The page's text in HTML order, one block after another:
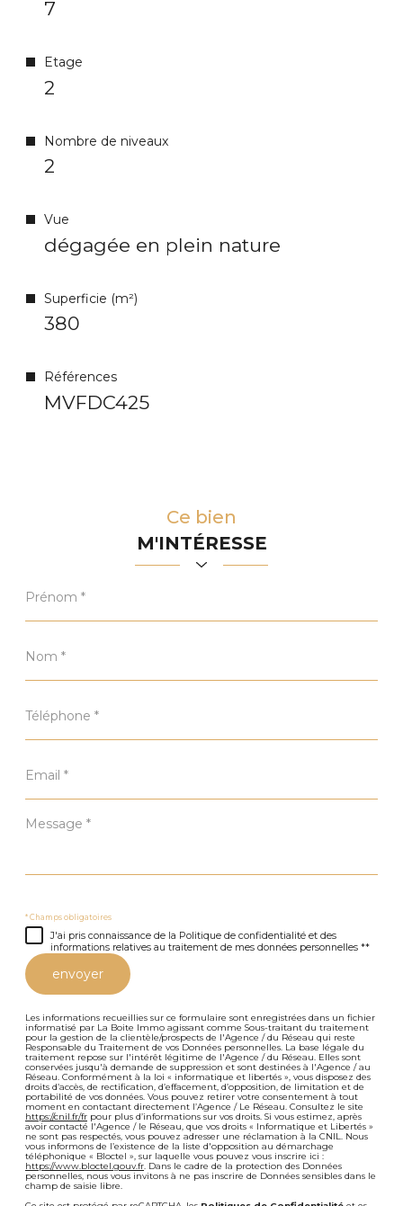
7
Etage
2
Nombre de niveaux
2
Vue
dégagée en plein nature
Superficie (m²)
380
Références
MVFDC425
Ce bien
M'INTÉRESSE
*
*
*
Message
* Champs obligatoires
J'ai pris connaissance de la Politique de confidentialité et des
informations relatives au traitement de mes données personnelles **
envoyer
Les informations recueillies sur ce formulaire sont enregistrées dans un fichier
informatisé par La Boite Immo agissant comme Sous-traitant du traitement
pour la gestion de la clientèle/prospects de l'Agence / du Réseau qui reste
Responsable du Traitement de vos Données personnelles. La base légale du
traitement repose sur l'intérêt légitime de l'Agence / du Réseau. Elles sont
conservées jusqu'à demande de suppression et sont destinées à l'Agence / au
Réseau. Conformément à la loi « informatique et libertés », vous disposez des
droits d’accès, de rectification, d’effacement, d’opposition, de limitation et de
portabilité de vos données. Vous pouvez retirer votre consentement à tout
moment en contactant directement l’Agence / Le Réseau. Consultez le site
https://cnil.fr/fr pour plus d’informations sur vos droits. Si vous estimez, après
avoir contacté l'Agence / le Réseau, que vos droits « Informatique et Libertés »
ne sont pas respectés, vous pouvez adresser une réclamation à la CNIL. Nous
vous informons de l’existence de la liste d'opposition au démarchage
téléphonique « Bloctel », sur laquelle vous pouvez vous inscrire ici :
https://www.bloctel.gouv.fr . Dans le cadre de la protection des Données
personnelles, nous vous invitons à ne pas inscrire de Données sensibles dans le
champ de saisie libre.